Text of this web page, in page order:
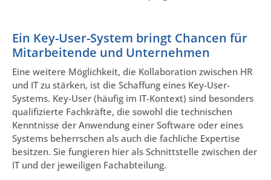
Ein Key-User-System bringt Chancen für
Mitarbeitende und Unternehmen
Eine weitere Möglichkeit, die Kollaboration zwischen HR
und IT zu stärken, ist die Schaffung eines Key-User-
Systems. Key-User (häufig im IT-Kontext) sind besonders
qualifizierte Fachkräfte, die sowohl die technischen
Kenntnisse der Anwendung einer Software oder eines
Systems beherrschen als auch die fachliche Expertise
besitzen. Sie fungieren hier als Schnittstelle zwischen der
IT und der jeweiligen Fachabteilung.